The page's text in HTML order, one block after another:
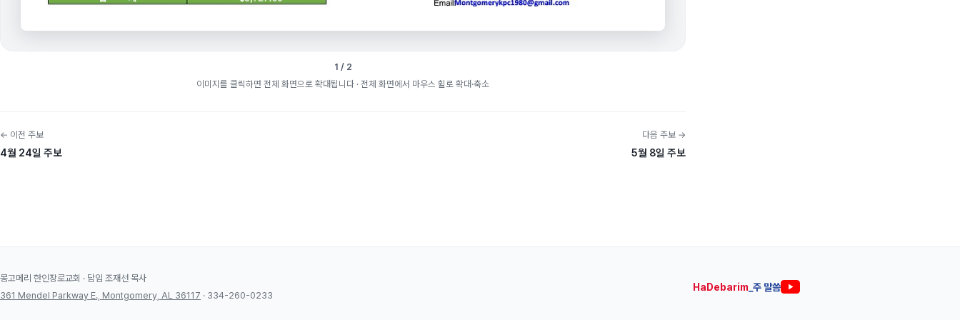
1 / 2
이미지를 클릭하면 전체 화면으로 확대됩니다 · 전체 화면에서 마우스 휠로 확대·축소
← 이전 주보
4월 24일 주보
다음 주보 →
5월 8일 주보
몽고메리 한인장로교회 · 담임 조재선 목사
361 Mendel Parkway E., Montgomery, AL 36117 · 334-260-0233
HaDebarim _주 말씀